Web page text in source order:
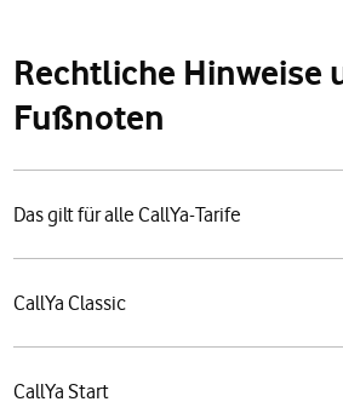
Rechtliche Hinweise
Fußnoten
Das gilt für alle CallYa-Tarife
CallYa Classic
CallYa Start